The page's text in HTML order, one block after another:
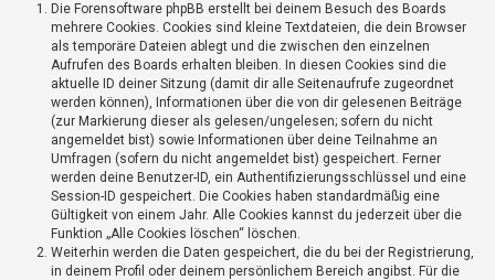
Die Forensoftware phpBB erstellt bei deinem Besuch des Boards
mehrere Cookies. Cookies sind kleine Textdateien, die dein Browser
als temporäre Dateien ablegt und die zwischen den einzelnen
Aufrufen des Boards erhalten bleiben. In diesen Cookies sind die
aktuelle ID deiner Sitzung (damit dir alle Seitenaufrufe zugeordnet
werden können), Informationen über die von dir gelesenen Beiträge
(zur Markierung dieser als gelesen/ungelesen; sofern du nicht
angemeldet bist) sowie Informationen über deine Teilnahme an
Umfragen (sofern du nicht angemeldet bist) gespeichert. Ferner
werden deine Benutzer-ID, ein Authentifizierungsschlüssel und eine
Session-ID gespeichert. Die Cookies haben standardmäßig eine
Gültigkeit von einem Jahr. Alle Cookies kannst du jederzeit über die
Funktion „Alle Cookies löschen“ löschen.
Weiterhin werden die Daten gespeichert, die du bei der Registrierung,
in deinem Profil oder deinem persönlichem Bereich angibst. Für die